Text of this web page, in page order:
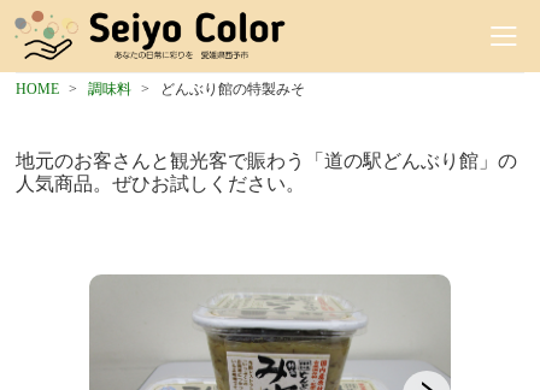
HOME 調味料 どんぶり館の特製みそ
地元のお客さんと観光客で賑わう「道の駅どんぶり館」の
人気商品。ぜひお試しください。